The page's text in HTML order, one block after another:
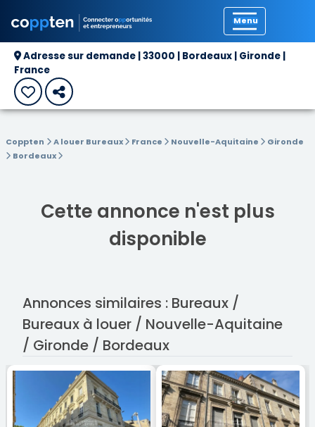
Adresse sur demande | 33000 | Bordeaux | Gironde |
France
Coppten A louer Bureaux France Nouvelle-Aquitaine
Gironde
Bordeaux
Cette annonce n'est plus
disponible
Annonces similaires : Bureaux /
Bureaux à louer / Nouvelle-Aquitaine
/ Gironde / Bordeaux